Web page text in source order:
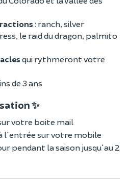
: ranch, silver
le raid du dragon, palmito
qui rythmeront votre
de 3 ans
✨
votre boite mail
l'entrée sur votre mobile
pendant la saison jusqu'au 2